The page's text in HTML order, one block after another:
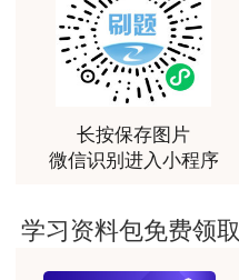
用户m0****88
最棒的预习课
用户m2****66
越听越觉得好
用户m2****66
长按保存图片
微信识别进入小程序
学习资料包免费领取